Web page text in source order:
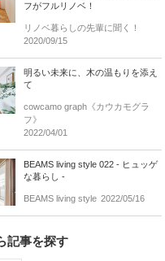
フがフルリノベ！
リノベ暮らしの先輩に聞く！
2020/09/15
明るい未来に、木の温もりを添え
て
cowcamo graph《カウカモグラ
フ》
2022/04/01
BEAMS living style 022 - ヒュッゲ
な暮らし -
BEAMS living style 2022/05/16
記事を探す